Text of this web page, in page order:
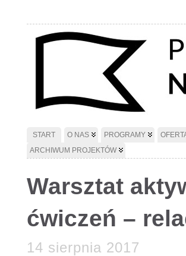
START O NAS PROGRAMY
ARCHIWUM PROJEKTÓW
Warsztat
ćwiczeń –
14 sierpnia 2017